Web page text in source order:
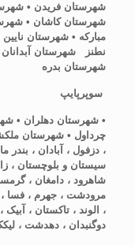
شهرستان فریدن •
شهرستان کاشان •
مبارکه • شهرستان
نطنز شهرستان آبدانان
شهرستان بدره
سوپرپایپ
• شهرستان دهلران •
چرداول • شهرستان
، دزفول ، آبادان ، بندر
سیستان و بلوچستان ،
شاهرود ، دامغان ،
مرودشت ، جهرم ، فسا ،
، الوند ، تاکستان ، آبیک
دوگنبدان ، دهدشت ،